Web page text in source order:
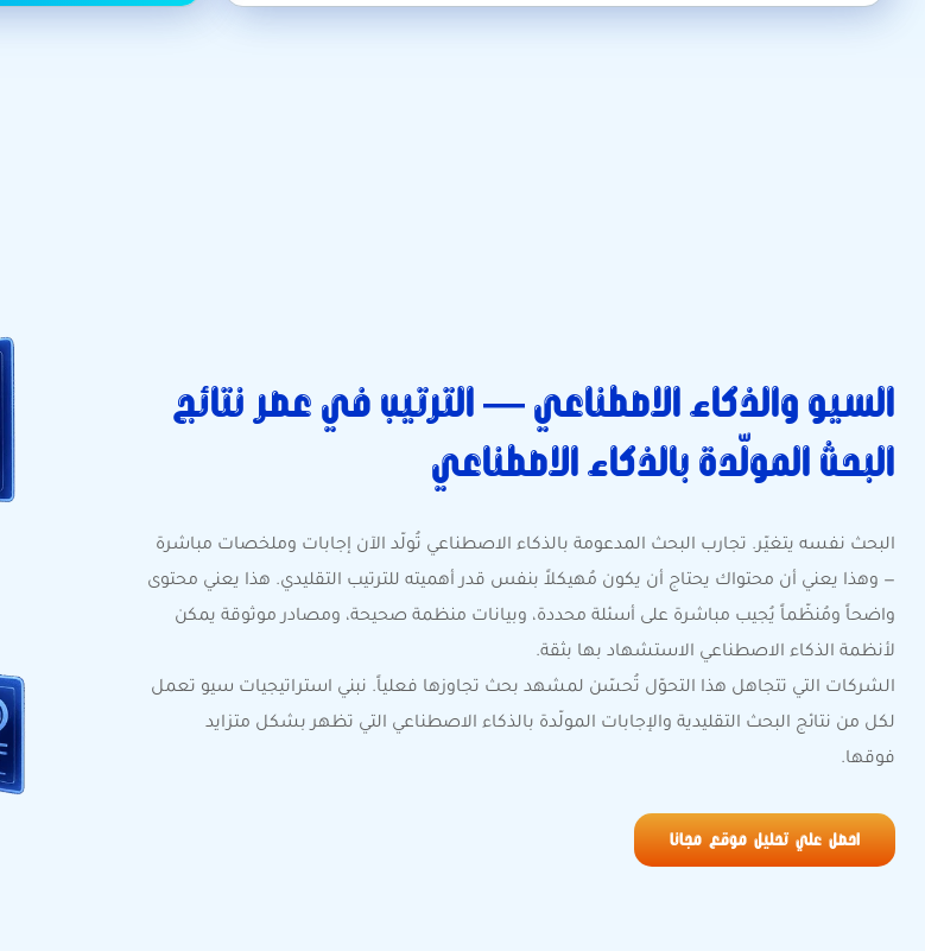
السيو والذكاء الاصطناعي — الترتيب في عصر نتائج
البحث المولّدة بالذكاء الاصطناعي
البحث نفسه يتغيّر. تجارب البحث المدعومة بالذكاء الاصطناعي تُولّد الآن إجابات وملخصات مباشرة
— وهذا يعني أن محتواك يحتاج أن يكون مُهيكلاً بنفس قدر أهميته للترتيب التقليدي. هذا يعني محتوى
واضحاً ومُنظّماً يُجيب مباشرة على أسئلة محددة، وبيانات منظمة صحيحة، ومصادر موثوقة يمكن
لأنظمة الذكاء الاصطناعي الاستشهاد بها بثقة.
الشركات التي تتجاهل هذا التحوّل تُحسّن لمشهد بحث تجاوزها فعلياً. نبني استراتيجيات سيو تعمل
لكل من نتائج البحث التقليدية والإجابات المولّدة بالذكاء الاصطناعي التي تظهر بشكل متزايد
فوقها.
احصل علي تحليل موقع مجانا